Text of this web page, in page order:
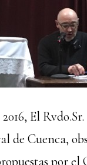
El
de Cuenca,
por